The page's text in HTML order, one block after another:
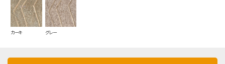
カーキ グレー